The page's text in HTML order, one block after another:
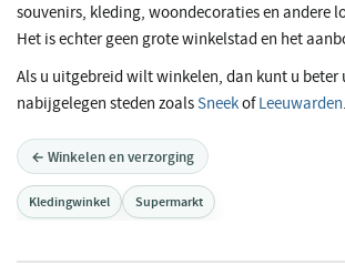
souvenirs, kleding, woondecoraties en andere
Het is echter geen grote winkelstad en het
Als u uitgebreid wilt winkelen, dan kunt u
nabijgelegen steden zoalsSneekofLeeuwarden.
← Winkelen en verzorging
Kledingwinkel Supermarkt